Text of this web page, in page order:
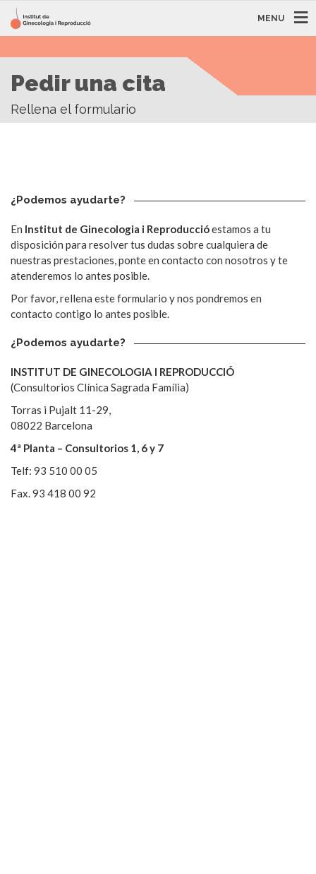
MENU
Pedir una cita
Rellena el formulario
¿Podemos ayudarte?
En Institut de Ginecologia i Reproduccióestamos a tu
disposición para resolver tus dudas sobre cualquiera de
nuestras prestaciones, ponte en contacto con nosotros y te
atenderemos lo antes posible.
Por favor, rellena este formulario y nos pondremos en
contacto contigo lo antes posible.
¿Podemos ayudarte?
INSTITUT DE GINECOLOGIA I REPRODUCCIÓ
(Consultorios Clínica Sagrada Família)
Torras i Pujalt 11-29,
08022 Barcelona
4ª Planta – Consultorios 1, 6 y 7
Telf: 93 510 00 05
Fax. 93 418 00 92